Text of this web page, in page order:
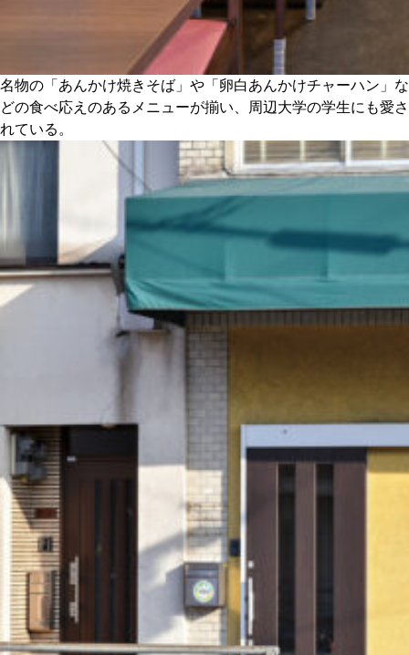
名物の「あんかけ焼きそば」や「卵白あんかけチャーハン」な
どの食べ応えのあるメニューが揃い、周辺大学の学生にも愛さ
れている。